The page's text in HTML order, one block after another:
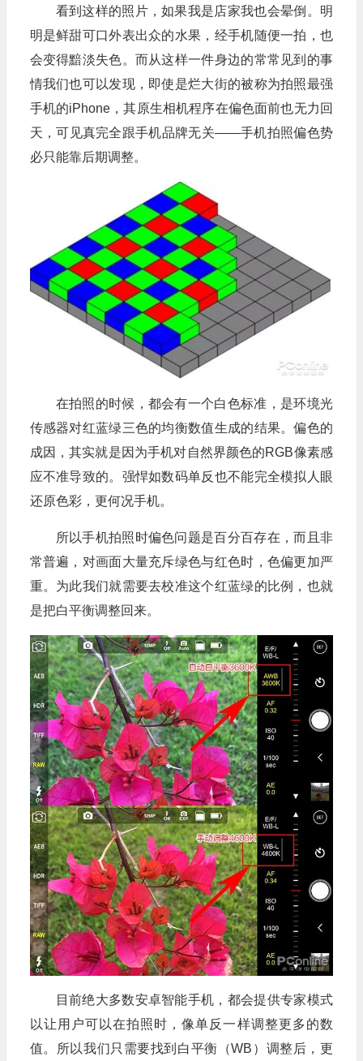
看到这样的照片，如果我是店家我也会晕倒。明
明是鲜甜可口外表出众的水果，经手机随便一拍，也
会变得黯淡失色。而从这样一件身边的常常见到的事
情我们也可以发现，即使是烂大街的被称为拍照最强
手机的iPhone，其原生相机程序在偏色面前也无力回
天，可见真完全跟手机品牌无关——手机拍照偏色势
必只能靠后期调整。
在拍照的时候，都会有一个白色标准，是环境光
传感器对红蓝绿三色的均衡数值生成的结果。偏色的
成因，其实就是因为手机对自然界颜色的RGB像素感
应不准导致的。强悍如数码单反也不能完全模拟人眼
还原色彩，更何况手机。
所以手机拍照时偏色问题是百分百存在，而且非
常普遍，对画面大量充斥绿色与红色时，色偏更加严
重。为此我们就需要去校准这个红蓝绿的比例，也就
是把白平衡调整回来。
目前绝大多数安卓智能手机，都会提供专家模式
以让用户可以在拍照时，像单反一样调整更多的数
值。所以我们只需要找到白平衡（WB）调整后，更